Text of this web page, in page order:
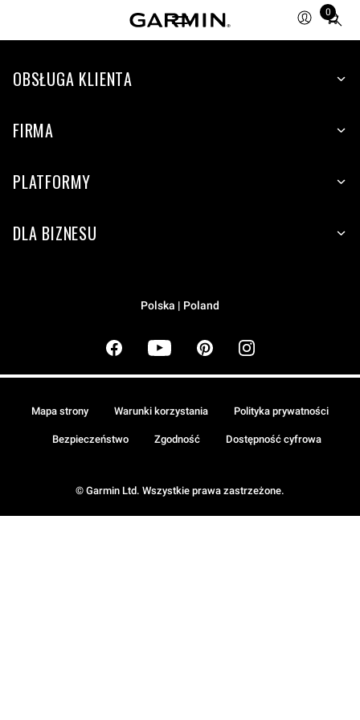
0
Total
OBSŁUGA KLIENTA
FIRMA
PLATFORMY
DLA BIZNESU
Polska | Poland
© Garmin Ltd. Wszystkie prawa zastrzeżone.
Mapa strony Warunki korzystania Polityka prywatności
Bezpieczeństwo Zgodność Dostępność cyfrowa